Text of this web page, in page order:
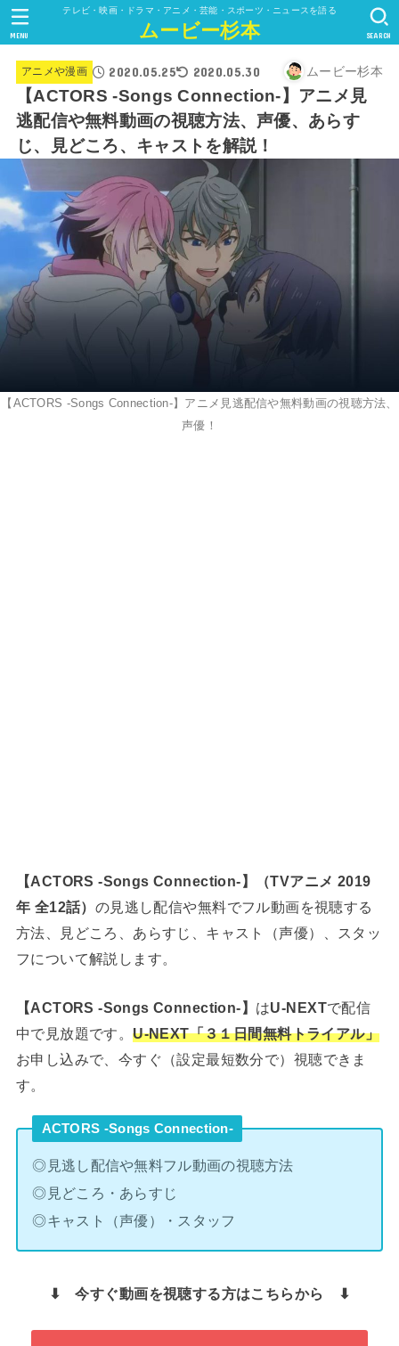
テレビ・映画・ドラマ・アニメ・芸能・スポーツ・ニュースを語る
ムービー杉本 SEARCH
MENU
アニメや漫画 2020.05.25 2020.05.30 ムービー杉本
【ACTORS -Songs Connection-】アニメ見
逃配信や無料動画の視聴方法、声優、あらす
じ、見どころ、キャストを解説！
【ACTORS -Songs Connection-】アニメ見逃配信や無料動画の視聴方法、
声優！
【ACTORS -Songs Connection-】（TVアニメ 2019
年 全12話） の見逃し配信や無料でフル動画を視聴する
方法、見どころ、あらすじ、キャスト（声優）、スタッ
フについて解説します。
【ACTORS -Songs Connection-】 はU-NEXTで配信
中で見放題です。U-NEXT「３１日間無料トライアル」
お申し込みで、今すぐ（設定最短数分で）視聴できま
す。
ACTORS -Songs Connection-
◎見逃し配信や無料フル動画の視聴方法
◎見どころ・あらすじ
◎キャスト（声優）・スタッフ
⬇︎ 今すぐ動画を視聴する方はこちらから ⬇︎